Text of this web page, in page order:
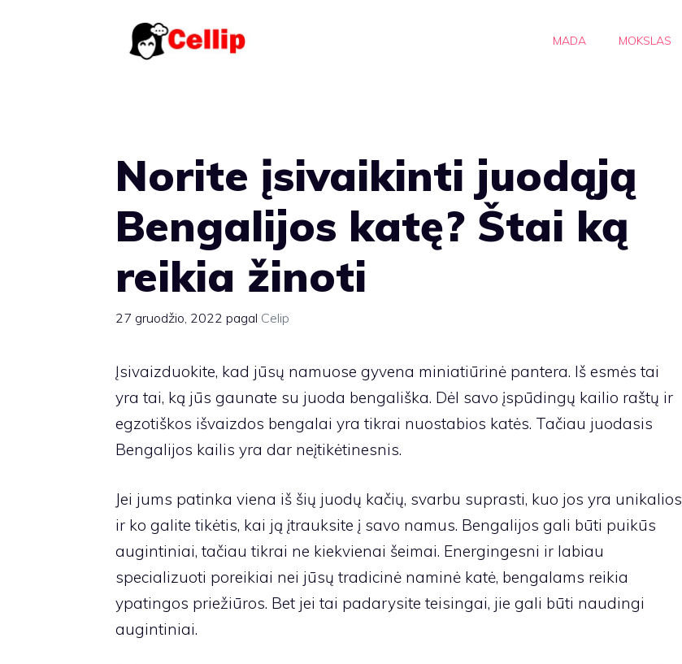
MADA MOKSLAS
Norite įsivaikinti juodąją
Bengalijos katę? Štai ką
reikia žinoti
27 gruodžio, 2022 pagal Celip
Įsivaizduokite, kad jūsų namuose gyvena miniatiūrinė pantera. Iš esmės tai
yra tai, ką jūs gaunate su juoda bengališka. Dėl savo įspūdingų kailio raštų ir
egzotiškos išvaizdos bengalai yra tikrai nuostabios katės. Tačiau juodasis
Bengalijos kailis yra dar neįtikėtinesnis.
Jei jums patinka viena iš šių juodų kačių, svarbu suprasti, kuo jos yra unikalios
ir ko galite tikėtis, kai ją įtrauksite į savo namus. Bengalijos gali būti puikūs
augintiniai, tačiau tikrai ne kiekvienai šeimai. Energingesni ir labiau
specializuoti poreikiai nei jūsų tradicinė naminė katė, bengalams reikia
ypatingos priežiūros. Bet jei tai padarysite teisingai, jie gali būti naudingi
augintiniai.